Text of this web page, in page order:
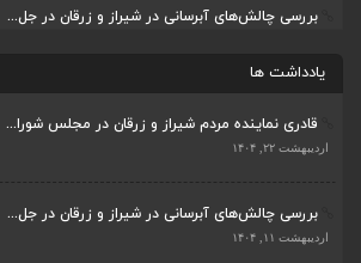
بررسی چالش‌های آبرسانی در شیراز و زرقان در جل...
یادداشت ها
قادری نماینده مردم شیراز و زرقان در مجلس شورا...
اردیبهشت ۲۲, ۱۴۰۴
بررسی چالش‌های آبرسانی در شیراز و زرقان در جل...
اردیبهشت ۱۱, ۱۴۰۴